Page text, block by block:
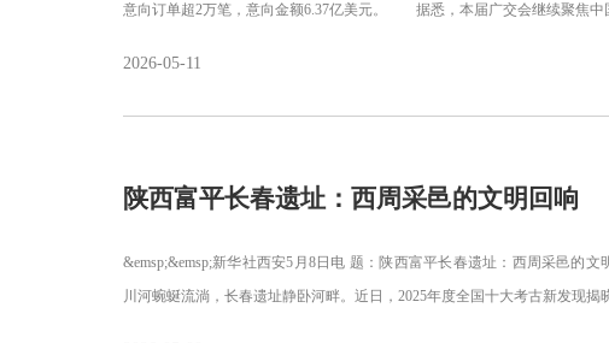
意向订单超2万笔，意向金额6.37亿美元。 据悉，本届广交会继续聚焦中
2026-05-11
陕西富平长春遗址：西周采邑的文明回响
&emsp;&emsp;新华社西安5月8日电 题：陕西富平长春遗址：西周采邑的文
川河蜿蜒流淌，长春遗址静卧河畔。近日，2025年度全国十大考古新发现揭